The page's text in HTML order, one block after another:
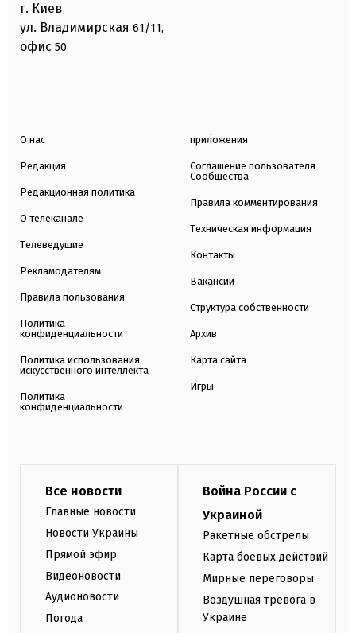
г. Киев,
ул. Владимирская 61/11,
офис 50
О нас
Редакция
Редакционная политика
О телеканале
Телеведущие
Рекламодателям
Правила пользования
Политика
конфиденциальности
Политика использования
искусственного интеллекта
Политика
конфиденциальности
приложения
Соглашение пользователя
Сообщества
Правила комментирования
Техническая информация
Контакты
Вакансии
Структура собственности
Архив
Карта сайта
Игры
Все новости
Главные новости
Новости Украины
Прямой эфир
Видеоновости
Аудионовости
Погода
Война России с
Украиной
Ракетные обстрелы
Карта боевых действий
Мирные переговоры
Воздушная тревога в
Украине